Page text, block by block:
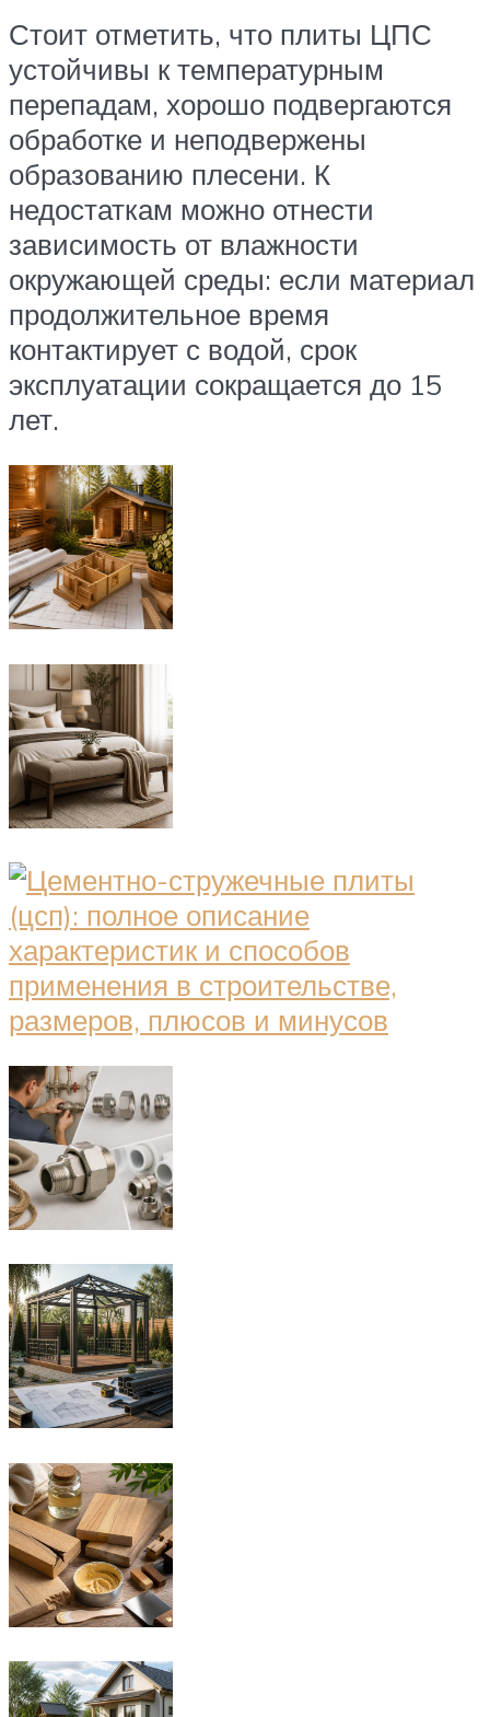
Стоит отметить, что плиты ЦПС
устойчивы к температурным
перепадам, хорошо подвергаются
обработке и неподвержены
образованию плесени. К
недостаткам можно отнести
зависимость от влажности
окружающей среды: если материал
продолжительное время
контактирует с водой, срок
эксплуатации сокращается до 15
лет.